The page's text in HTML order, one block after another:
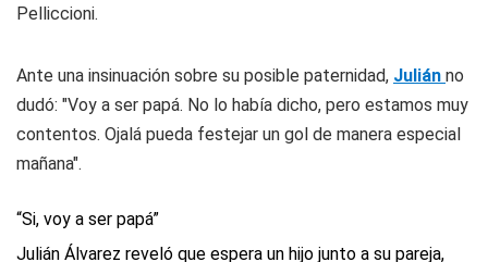
Pelliccioni.
Ante una insinuación sobre su posible paternidad, Julián no
dudó: "Voy a ser papá. No lo había dicho, pero estamos muy
contentos. Ojalá pueda festejar un gol de manera especial
mañana".
“Si, voy a ser papá”
Julián Álvarez reveló que espera un hijo junto a su pareja,